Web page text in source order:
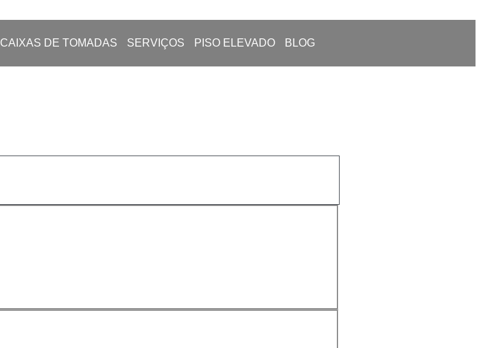
CAIXAS DE TOMADAS SERVIÇOS PISO ELEVADO BLOG